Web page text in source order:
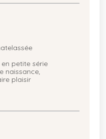
petite série
naissance,
plaisir